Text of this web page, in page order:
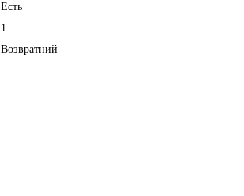
Есть
1
Возвратний